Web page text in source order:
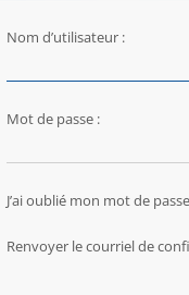
Nom d’utilisateur :
Mot de passe :
J’ai oublié mon mot de passe
Renvoyer le courriel de